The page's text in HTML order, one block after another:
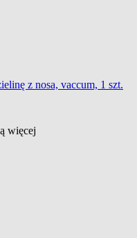
z nosa, vaccum, 1 szt.
więcej